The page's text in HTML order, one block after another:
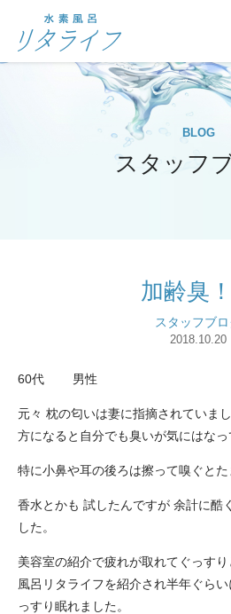
BLOG
スタッフ
加齢臭！
スタッフブ
2018.10.20
60代 男性
元々 枕の匂いは妻に指摘されていま
方になると自分でも臭いが気にはなっ
特に小鼻や耳の後ろは擦って嗅ぐとた
香水とかも 試したんですが 余計に酷
した。
美容室の紹介で疲れが取れてぐっす
風呂リタライフを紹介され半年ぐら
っすり眠れました。